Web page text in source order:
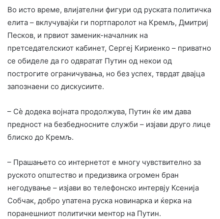
Во исто време, влијателни фигури од руската политичка
елита – вклучувајќи ги портпаролот на Кремљ, Дмитриј
Песков, и првиот заменик-началник на
претседателскиот кабинет, Сергеј Кириенко – приватно
се обиделе да го одвратат Путин од некои од
построгите ограничувања, но без успех, тврдат двајца
запознаени со дискусиите.
– Сè додека војната продолжува, Путин ќе им дава
предност на безбедносните служби – изјави друго лице
блиско до Кремљ.
– Прашањето со интернетот е многу чувствително за
руското општество и предизвика огромен бран
негодување – изјави во телефонско интервју Ксенија
Собчак, добро упатена руска новинарка и ќерка на
поранешниот политички ментор на Путин.